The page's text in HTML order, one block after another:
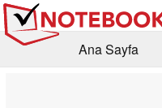
Ana Sayfa